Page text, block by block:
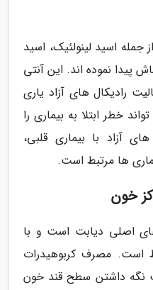
اسید لینولئیک، اسید
پیدا نموده اند. این آنتی
رادیکال های آزاد یاری
خطر ابتلا به بیماری را
آزاد با بیماری قلبی،
ها مرتبط است.
خون
اصلی دیابت است و با
است. مصرف کربوهیدرات
نگه داشتن سطح قند خون